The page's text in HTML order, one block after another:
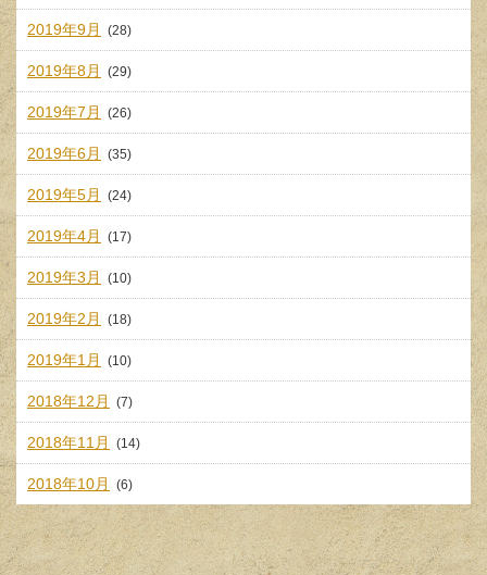
2019年9月 (28)
2019年8月 (29)
2019年7月 (26)
2019年6月 (35)
2019年5月 (24)
2019年4月 (17)
2019年3月 (10)
2019年2月 (18)
2019年1月 (10)
2018年12月 (7)
2018年11月 (14)
2018年10月 (6)